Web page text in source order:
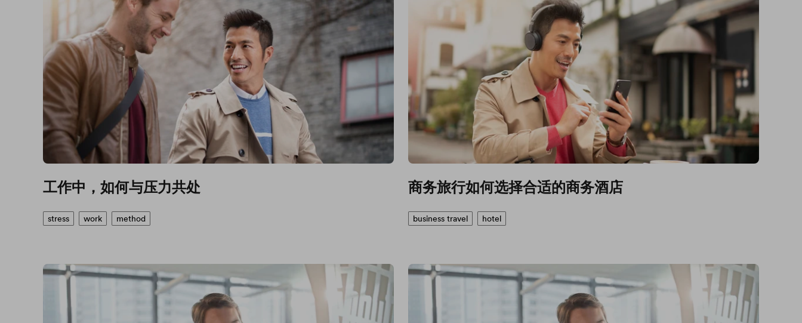
工作中，如何与压力共处
stress work method
商务旅行如何选择合适的商务酒店
business travel hotel